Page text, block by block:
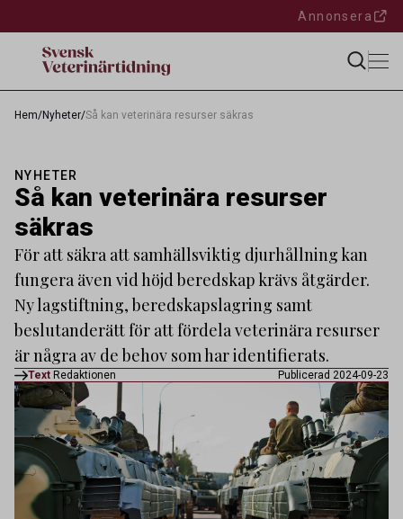
Annonsera
Hem/Nyheter/Så kan veterinära resurser säkras
NYHETER
Så kan veterinära resurser
säkras
För att säkra att samhällsviktig djurhållning kan
fungera även vid höjd beredskap krävs åtgärder.
Ny lagstiftning, beredskapslagring samt
beslutanderätt för att fördela veterinära resurser
är några av de behov som har identifierats.
Text Redaktionen Publicerad 2024-09-23